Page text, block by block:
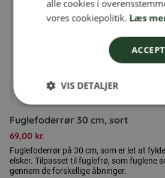
Fuglefoderrør 30 cm, sort
69,00 kr.
Fuglefoderrør på 30 cm, som er let at
elsker. Tilpasset til fuglefrø, som fuglene
gennem de forskellige åbninger.
alle cookies i
vores cookiepolitik. Læs
VIS DETALJER